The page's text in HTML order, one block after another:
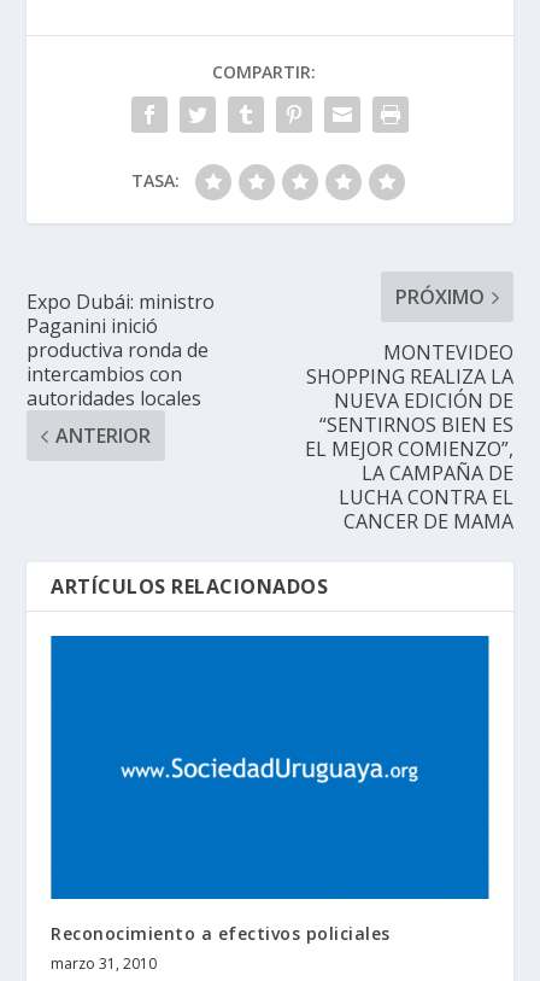
COMPARTIR:
TASA:
Expo Dubái: ministro
Paganini inició
productiva ronda de
intercambios con
autoridades locales
ANTERIOR
PRÓXIMO
MONTEVIDEO
SHOPPING REALIZA LA
NUEVA EDICIÓN DE
“SENTIRNOS BIEN ES
EL MEJOR COMIENZO”,
LA CAMPAÑA DE
LUCHA CONTRA EL
CANCER DE MAMA
ARTÍCULOS RELACIONADOS
Reconocimiento a efectivos policiales
marzo 31, 2010